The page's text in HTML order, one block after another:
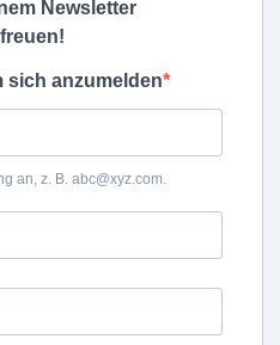
Newsletter
sich anzumelden
an, z. B. abc@xyz.com.